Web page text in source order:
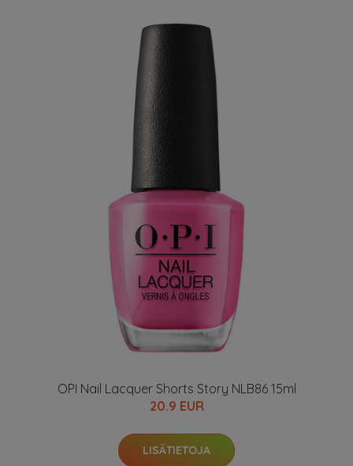
OPI Nail Lacquer Shorts Story NLB86 15ml
20.9 EUR
LISÄTIETOJA